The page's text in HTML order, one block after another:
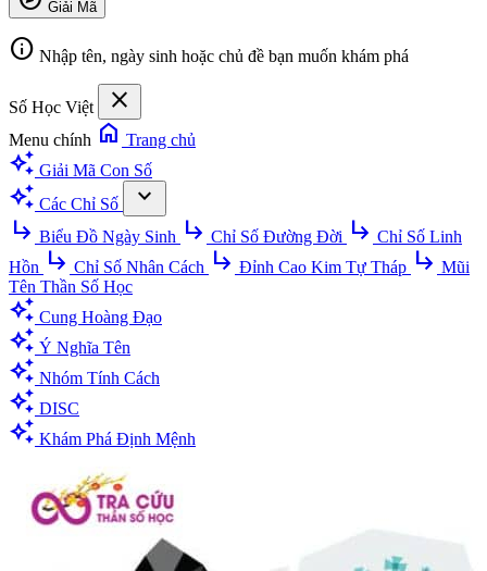
Giải Mã
info Nhập tên, ngày sinh hoặc chủ đề bạn muốn khám phá
Số Học Việt close
Menu chính home Trang chủ
auto_awesome Giải Mã Con Số
auto_awesome Các Chỉ Số
expand_more
subdirectory_arrow_right Biểu Đồ Ngày Sinh subdirectory_arrow_right Chỉ Số Đường Đời subdirectory_arrow_right Chỉ Số Linh
Hồn subdirectory_arrow_right Chỉ Số Nhân Cách subdirectory_arrow_right Đỉnh Cao Kim Tự Tháp subdirectory_arrow_right Mũi
Tên Thần Số Học
auto_awesome Cung Hoàng Đạo
auto_awesome Ý Nghĩa Tên
auto_awesome Nhóm Tính Cách
auto_awesome DISC
auto_awesome Khám Phá Định Mệnh